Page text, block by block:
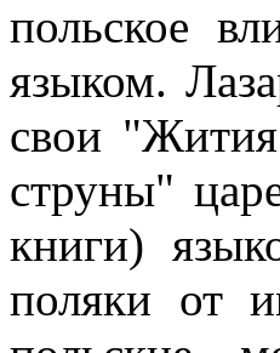
польское
языком.
свои
струны"
книги)
поляки от